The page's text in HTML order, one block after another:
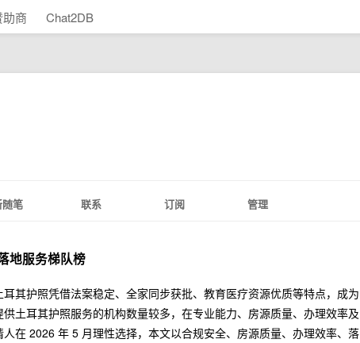
助商 Chat2DB
笔 联系 订阅 管理
地服务梯队榜
其护照凭借法案稳定、全家同步获批、教育医疗资源优质等特点，成为
土耳其护照服务的机构数量较多，在专业能力、房源质量、办理效率及
在 2026 年 5 月理性选择，本文以合规安全、房源质量、办理效率、落